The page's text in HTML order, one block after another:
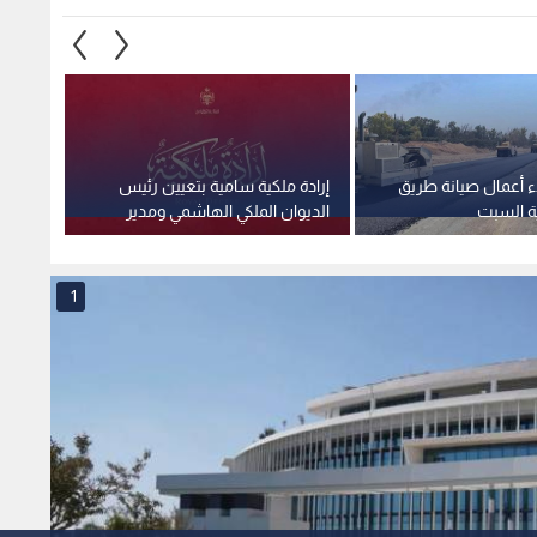
إرادة ملكية سامية بتعيين رئيس
الديوان الملكي الهاشمي ومدير
مكتب جلالة الملك عضوين في
أعمال صيانة طريق
السبت
1